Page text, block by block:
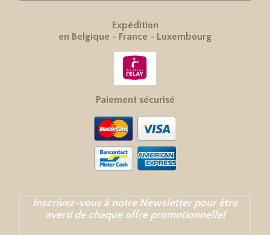
Expédition
en Belgique - France - Luxembourg
Paiement sécurisé
Inscrivez-vous à notre Newsletter pour être
averti de chaque offre promotionnelle!